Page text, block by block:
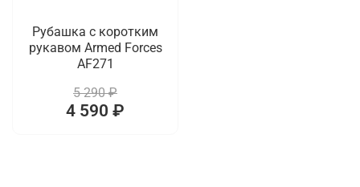
Рубашка с коротким
рукавом Armed Forces
AF271
5 290 ₽
4 590 ₽